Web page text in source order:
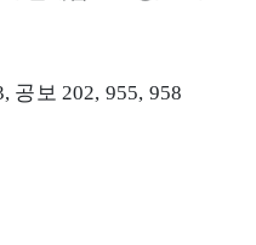
공보 202, 955, 958